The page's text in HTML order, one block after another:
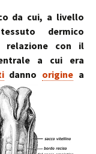
da cui, a livello
dermico
relazione con il
a cui era
danno origine a